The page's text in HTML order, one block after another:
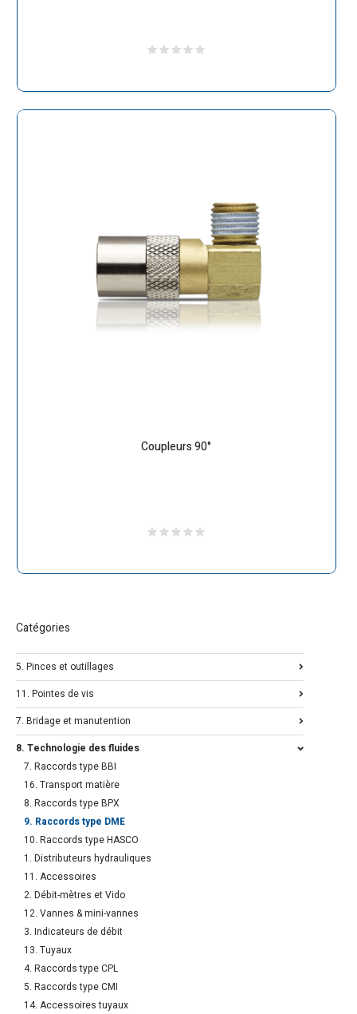
Coupleurs 90°
Catégories
5. Pinces et outillages
11. Pointes de vis
7. Bridage et manutention
8. Technologie des fluides
7. Raccords type BBI
16. Transport matière
8. Raccords type BPX
9. Raccords type DME
10. Raccords type HASCO
1. Distributeurs hydrauliques
11. Accessoires
2. Débit-mètres et Vido
12. Vannes & mini-vannes
3. Indicateurs de débit
13. Tuyaux
4. Raccords type CPL
5. Raccords type CMI
14. Accessoires tuyaux